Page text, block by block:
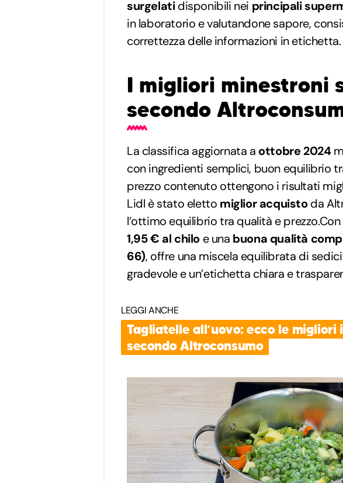
surgelatidisponibili nei principali
in laboratorio e valutandone sapore,
correttezza delle informazioni in etichetta.
I migliori minestroni
secondo
La classifica aggiornata a ottobre 2024
con ingredienti semplici, buon equilibrio
prezzo contenuto ottengono i risultati
Lidl è stato eletto miglior acquistoda
l’ottimo equilibrio tra qualità e
1,95 € al chilo e una buona qualità
66), offre una miscela equilibrata di
gradevole e un’etichetta chiara e
LEGGI ANCHE
Tagliatelle all’uovo: ecco le migliori
secondo Altroconsumo